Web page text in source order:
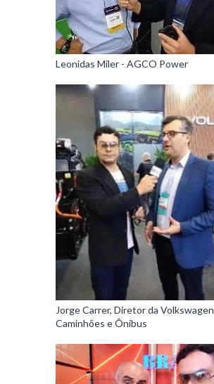
Leonidas Miler - AGCO Power
Jorge Carrer, Diretor da Volkswagen
Caminhões e Ônibus